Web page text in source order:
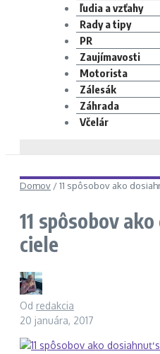
ľudia a vzťahy
Rady a tipy
PR
Zaujímavosti
Motorista
Zálesák
Záhrada
Včelár
Domov /11 spôsobov ako
11 spôsobov
ciele
Od redakcia
20 januára, 2017